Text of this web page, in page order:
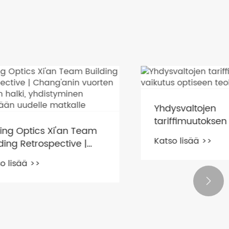
|
Yhdysvaltojen
tariffimuutoksen vaikutus
optiseen teollisuuteen
Katso lisää >>
